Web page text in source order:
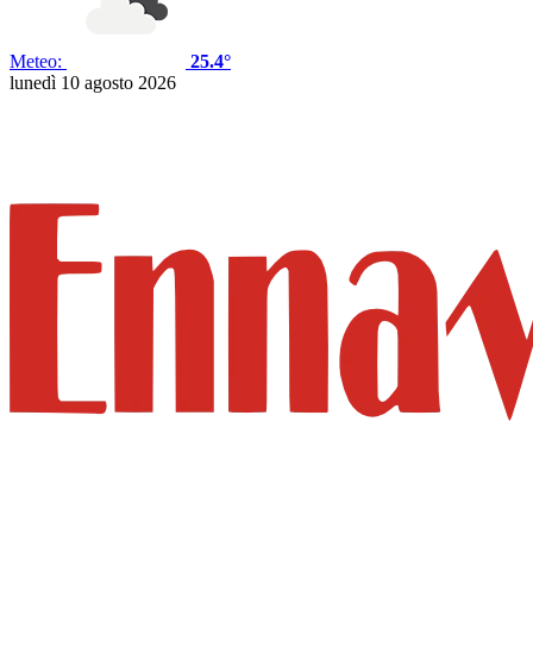
Meteo:
25.4°
lunedì 10 agosto 2026